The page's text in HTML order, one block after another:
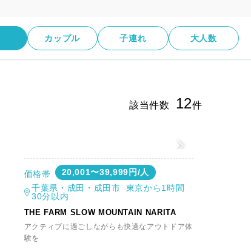
カップル 子連れ 大人数
該当件数 12件
価格帯
20,001〜39,999円/人
千葉県・成田・成田市 東京から1時間
30分以内
THE FARM SLOW MOUNTAIN NARITA
アクティブに過ごしながらも快適なアウトドア体
験を